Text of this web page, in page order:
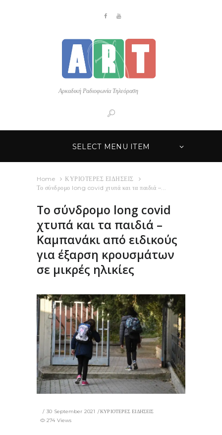
Αρκαδική Ραδιοφωνία Τηλεόραση
SELECT MENU ITEM
Home
ΚΥΡΙΟΤΕΡΕΣ ΕΙΔΗΣΕΙΣ
Το σύνδρομο long covid χτυπά και τα παιδιά –...
Το σύνδρομο long covid
χτυπά και τα παιδιά –
Καμπανάκι από ειδικούς
για έξαρση κρουσμάτων
σε μικρές ηλικίες
30 September 2021
ΚΥΡΙΟΤΕΡΕΣ ΕΙΔΗΣΕΙΣ
274 Views